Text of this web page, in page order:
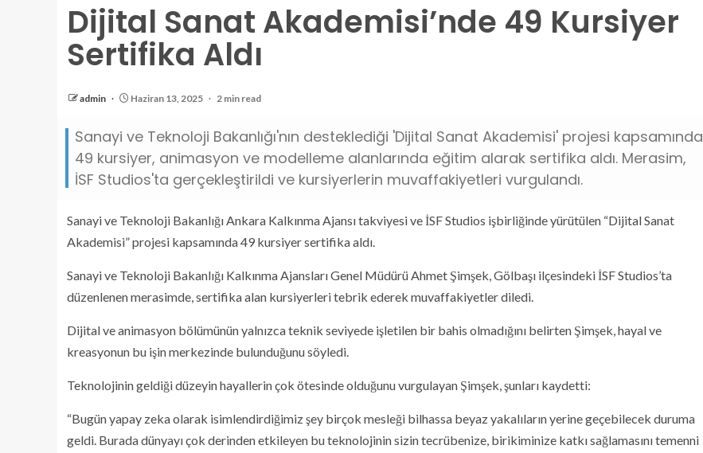
Dijital Sanat Akademisi’nde 49 Kursiyer
Sertifika Aldı
admin Haziran 13, 2025 2 min read
Sanayi ve Teknoloji Bakanlığı'nın desteklediği 'Dijital Sanat Akademisi' projesi kapsamında
49 kursiyer, animasyon ve modelleme alanlarında eğitim alarak sertifika aldı. Merasim,
İSF Studios'ta gerçekleştirildi ve kursiyerlerin muvaffakiyetleri vurgulandı.
Sanayi ve Teknoloji Bakanlığı Ankara Kalkınma Ajansı takviyesi ve İSF Studios işbirliğinde yürütülen “Dijital Sanat
Akademisi” projesi kapsamında 49 kursiyer sertifika aldı.
Sanayi ve Teknoloji Bakanlığı Kalkınma Ajansları Genel Müdürü Ahmet Şimşek, Gölbaşı ilçesindeki İSF Studios’ta
düzenlenen merasimde, sertifika alan kursiyerleri tebrik ederek muvaffakiyetler diledi.
Dijital ve animasyon bölümünün yalnızca teknik seviyede işletilen bir bahis olmadığını belirten Şimşek, hayal ve
kreasyonun bu işin merkezinde bulunduğunu söyledi.
Teknolojinin geldiği düzeyin hayallerin çok ötesinde olduğunu vurgulayan Şimşek, şunları kaydetti:
“Bugün yapay zeka olarak isimlendirdiğimiz şey birçok mesleği bilhassa beyaz yakalıların yerine geçebilecek duruma
geldi. Burada dünyayı çok derinden etkileyen bu teknolojinin sizin tecrübenize, birikiminize katkı sağlamasını temenni